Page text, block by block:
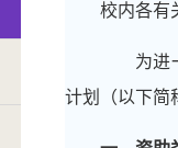
校内各有
为进一
计划（以下简